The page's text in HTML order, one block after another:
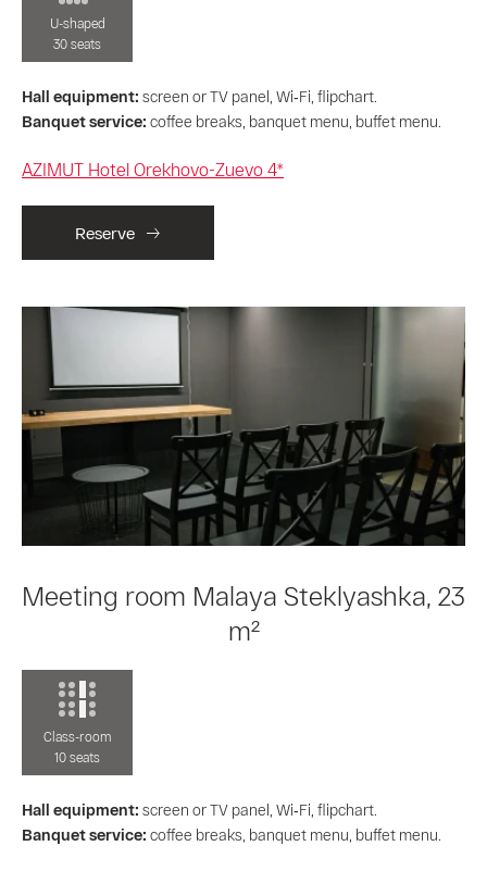
U-shaped
30 seats
Hall equipment: screen or TV panel, Wi‑Fi, flipchart.
Banquet service: coffee breaks, banquet menu, buffet menu.
AZIMUT Hotel Orekhovo-Zuevo 4*
Reserve
Meeting room Malaya Steklyashka, 23
m²
Class-room
10 seats
Hall equipment: screen or TV panel, Wi‑Fi, flipchart.
Banquet service: coffee breaks, banquet menu, buffet menu.